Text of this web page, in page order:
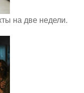
на две недели.